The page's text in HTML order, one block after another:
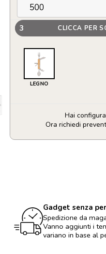
3 CLICCA PER
LEGNO
Hai
Ora richiedi
Posate
Gadget senza
Spedizione da
Vanno aggiunti i
variano in base al